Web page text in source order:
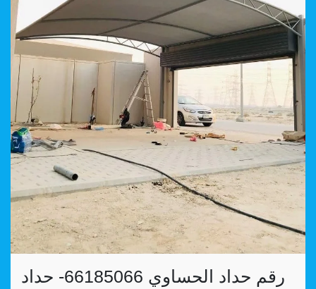
رقم حداد الحساوي 66185066- حداد